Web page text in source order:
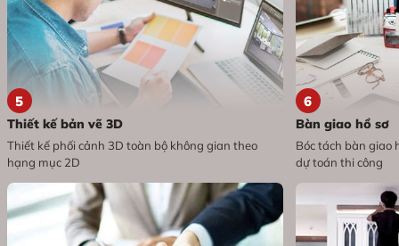
5
Thiết kế bản vẽ 3D
Thiết kế phối cảnh 3D toàn bộ không gian theo
hạng mục 2D
6
Bàn giao hồ sơ
Bóc tách bàn giao
dự toán thi công